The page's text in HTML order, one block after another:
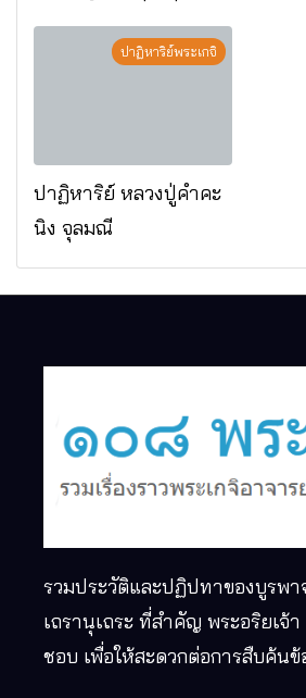
มรณภาพแล้ว วัดป่า
ดาราภิรมย์ อ.แม่ริม
ปาฏิหาริย์พระเกจิ
ปาฏิหาริย์ หลวงปู่คำคะ
นิง จุลมณี
รวมประวัติและปฏิปทาของบูรพา
เถรานุเถระ ที่สำคัญ พระอริยเ
ชอบ เพื่อให้สะดวกต่อการสืบค้นข้